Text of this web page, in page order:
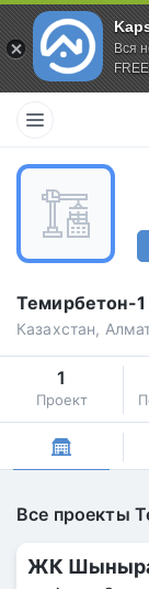
Вся
Темирбетон-1
Казахстан,
1
Проект
Все проекты
ЖК